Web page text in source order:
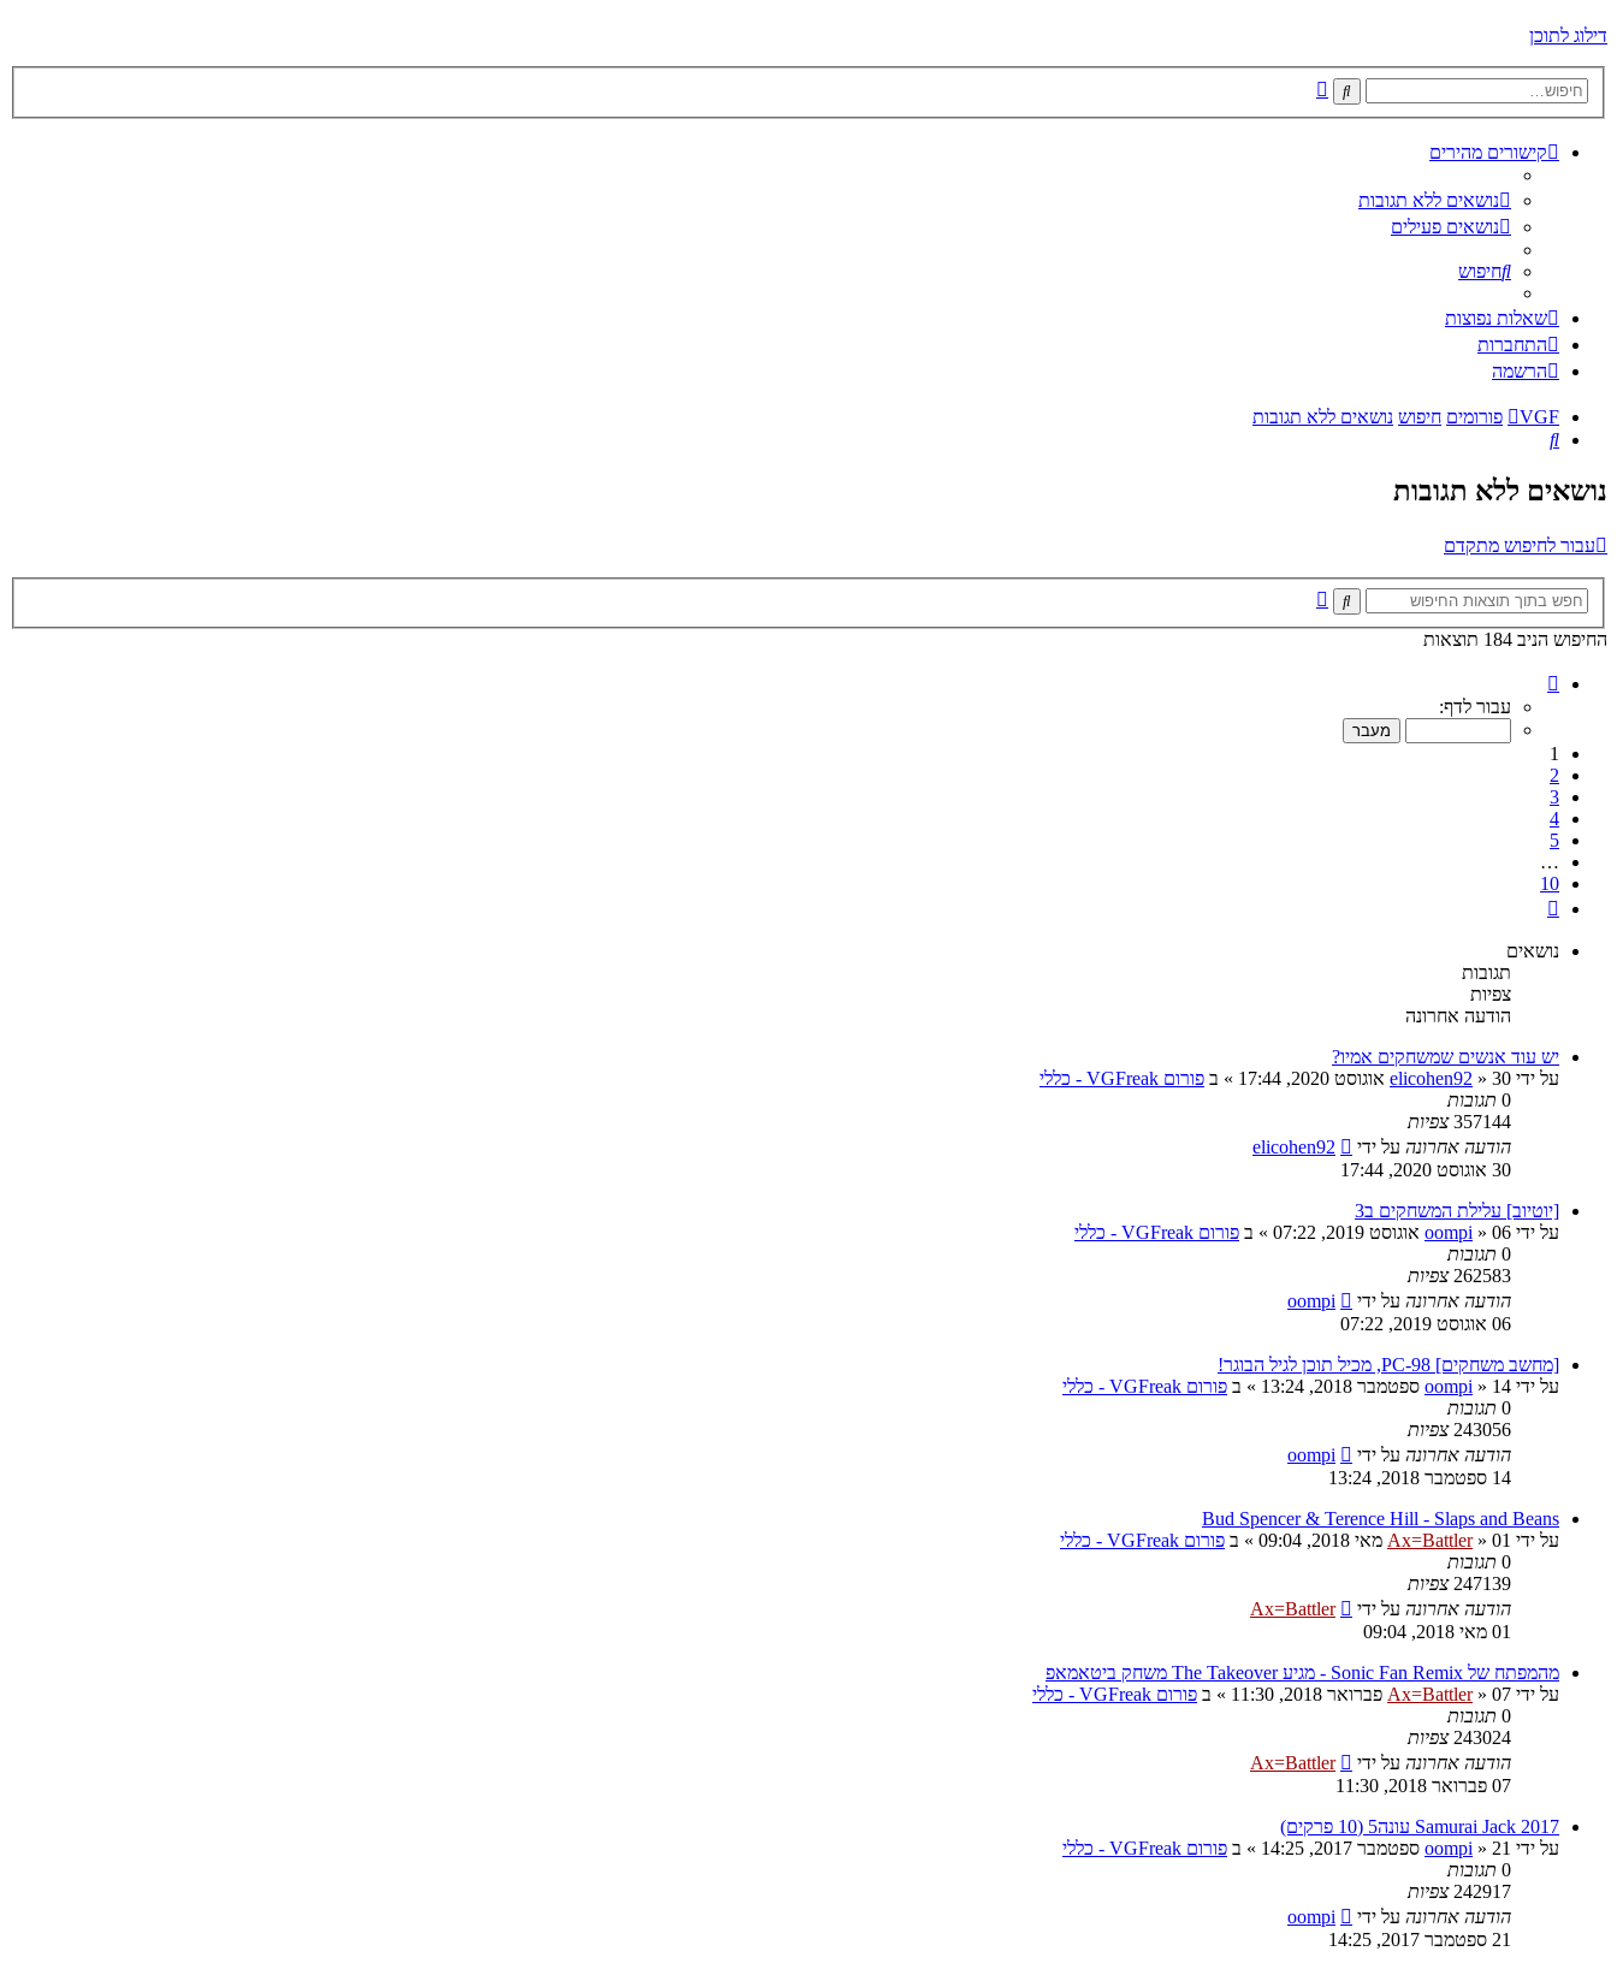
דילוג לתוכן
חיפוש
קישורים מהירים
נושאים ללא תגובות
נושאים פעילים
חיפוש
שאלות נפוצות
התחברות
הרשמה
VGF פורומים חיפוש נושאים ללא תגובות
חיפוש
נושאים ללא תגובות
עבור לחיפוש מתקדם
חיפוש
החיפוש הניב 184 תוצאות
מתוך
עבור לדף:
1
2
3
4
5
…
10
נושאים
תגובות
צפיות
הודעה אחרונה
יש עוד אנשים שמשחקים אמיו?
על ידי
elicohen92 » 30 אוגוסט 2020, 17:44 » ב פורום VGFreak - כללי
0 תגובות
357144 צפיות
הודעה אחרונה על ידי
elicohen92
30 אוגוסט 2020, 17:44
[יוטיוב] עלילת המשחקים ב3
על ידי
oompi » 06 אוגוסט 2019, 07:22 » ב פורום VGFreak - כללי
0 תגובות
262583 צפיות
הודעה אחרונה על ידי
oompi
06 אוגוסט 2019, 07:22
[מחשב משחקים] PC-98, מכיל תוכן לגיל הבוגר!
על ידי
oompi » 14 ספטמבר 2018, 13:24 » ב פורום VGFreak - כללי
0 תגובות
243056 צפיות
הודעה אחרונה על ידי
oompi
14 ספטמבר 2018, 13:24
Bud Spencer & Terence Hill - Slaps and Beans
על ידי
Ax=Battler» 01 מאי 2018, 09:04 » ב פורום VGFreak - כללי
0 תגובות
247139 צפיות
הודעה אחרונה על ידי
Ax=Battler
01 מאי 2018, 09:04
מהמפתח של Sonic Fan Remix - מגיע The Takeover משחק ביטאמאפ
על ידי
Ax=Battler» 07 פברואר 2018, 11:30 » ב פורום VGFreak - כללי
0 תגובות
243024 צפיות
הודעה אחרונה על ידי
Ax=Battler
07 פברואר 2018, 11:30
Samurai Jack 2017 עונה5 (10 פרקים)
על ידי
oompi » 21 ספטמבר 2017, 14:25 » ב פורום VGFreak - כללי
0 תגובות
242917 צפיות
הודעה אחרונה על ידי
oompi
21 ספטמבר 2017, 14:25